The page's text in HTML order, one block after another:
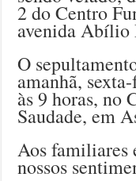
2 do Centro
avenida Abílio
O
amanhã,
às 9 horas, no
Saudade, em
Aos familiares
nossos